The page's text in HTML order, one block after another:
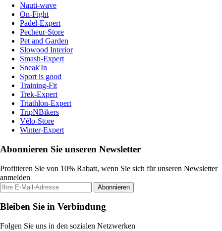
Nauti-wave
On-Fight
Padel-Expert
Pecheur-Store
Pet and Garden
Slowood Interior
Smash-Expert
Sneak'In
Sport is good
Training-Fit
Trek-Expert
Triathlon-Expert
TripNBikers
Vélo-Store
Winter-Expert
Abonnieren Sie unseren Newsletter
Profitieren Sie von 10% Rabatt, wenn Sie sich für unseren Newsletter
anmelden
Abonnieren
Bleiben Sie in Verbindung
Folgen Sie uns in den sozialen Netzwerken